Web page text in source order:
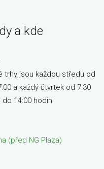
a kde
trhy jsou každou středu od
a každý čtvrtek od 7:30
do 14:00 hodin
(před NG Plaza)